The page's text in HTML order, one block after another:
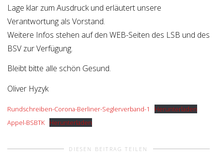
Lage klar zum Ausdruck und erläutert unsere
Verantwortung als Vorstand.
Weitere Infos stehen auf den WEB-Seiten des LSB und des
BSV zur Verfügung.
Bleibt bitte alle schön Gesund.
Oliver Hyzyk
Rundschreiben-Corona-Berliner-Seglerverband-1
Herunterladen
Appel-BSBTK
Herunterladen
DIESEN BEITRAG TEILEN